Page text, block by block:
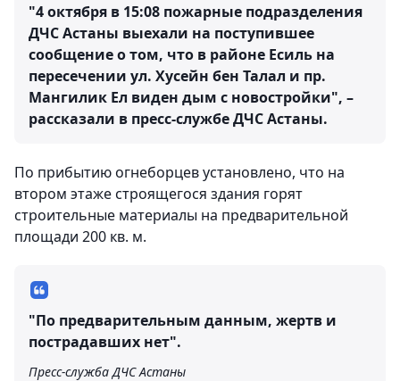
"4 октября в 15:08 пожарные подразделения
ДЧС Астаны выехали на поступившее
сообщение о том, что в районе Есиль на
пересечении ул. Хусейн бен Талал и пр.
Мангилик Ел виден дым с новостройки", –
рассказали в пресс-службе ДЧС Астаны.
По прибытию огнеборцев установлено, что на
втором этаже строящегося здания горят
строительные материалы на предварительной
площади 200 кв. м.
"По предварительным данным, жертв и
пострадавших нет".
Пресс-служба ДЧС Астаны